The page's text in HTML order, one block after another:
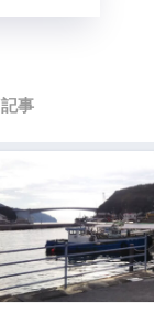
記事